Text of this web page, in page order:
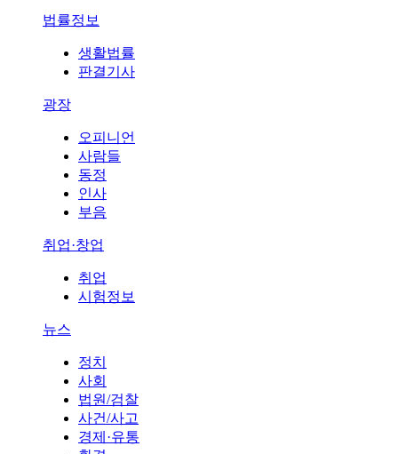
법률정보
생활법률
판결기사
광장
오피니언
사람들
동정
인사
부음
취업·창업
취업
시험정보
뉴스
정치
사회
법원/검찰
사건/사고
경제·유통